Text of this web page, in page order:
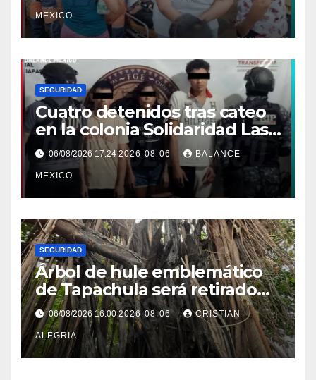
MEXICO
SEGURIDAD
Cuatro detenidos tras cateo
en la colonia Solidaridad Las
Vegas de Tapachula
06/08/2026 17:242026-08-06 BALANCE
MEXICO
SEGURIDAD
Árbol de hule emblemático
de Tapachula será retirado
por representar un riesgo
alto de colapso
06/08/2026 16:00 2026-08-06 CRISTIAN
ALEGRIA